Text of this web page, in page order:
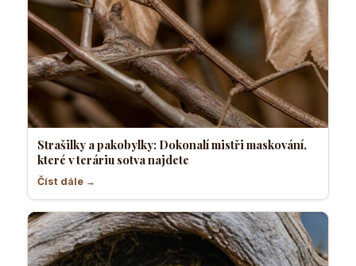
Strašilky a pakobylky: Dokonalí mistři maskování,
které v teráriu sotva najdete
Číst dále →